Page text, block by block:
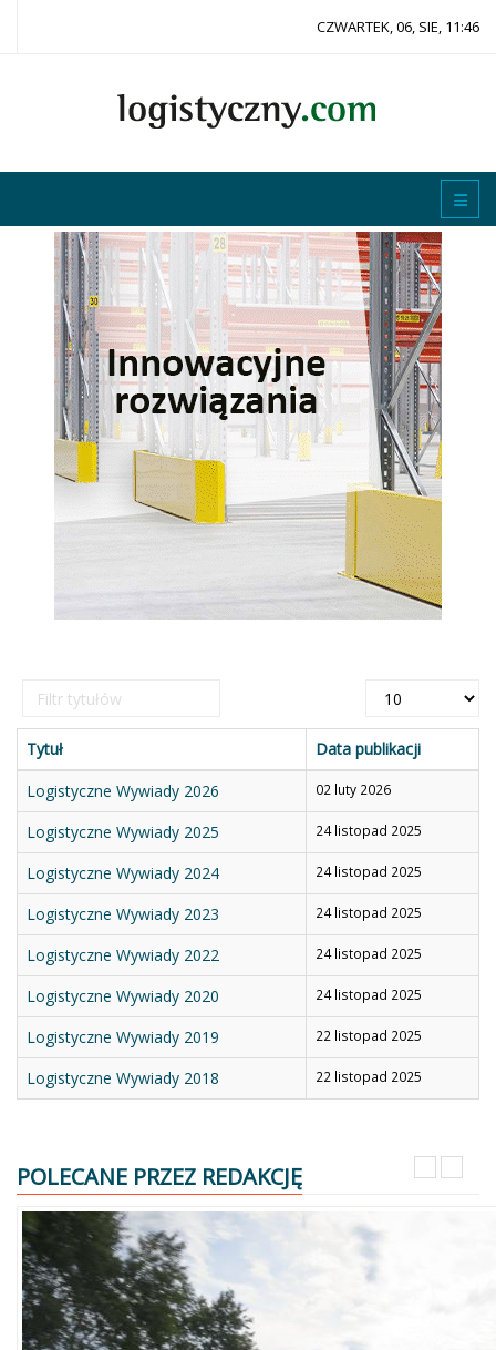
CZWARTEK, 06, SIE, 11:46
Filtr
tytułów
Pokaż
Tytuł
Data publikacji
Logistyczne Wywiady 2026
02 luty 2026
Logistyczne Wywiady 2025 24 listopad 2025
Logistyczne Wywiady 2024 24 listopad 2025
Logistyczne Wywiady 2023 24 listopad 2025
Logistyczne Wywiady 2022 24 listopad 2025
Logistyczne Wywiady 2020 24 listopad 2025
Logistyczne Wywiady 2019 22 listopad 2025
Logistyczne Wywiady 2018 22 listopad 2025
POLECANE PRZEZ REDAKCJĘ